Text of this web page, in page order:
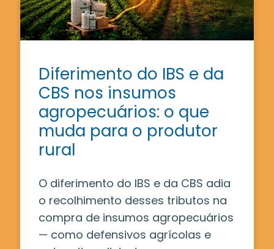
Diferimento do IBS e da
CBS nos insumos
agropecuários: o que
muda para o produtor
rural
O diferimento do IBS e da CBS adia
o recolhimento desses tributos na
compra de insumos agropecuários
— como defensivos agrícolas e